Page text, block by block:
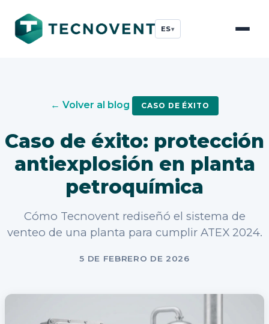
ES▾
← Volver al blog CASO DE ÉXITO
Caso de éxito: protección
antiexplosión en planta
petroquímica
Cómo Tecnovent rediseñó el sistema de
venteo de una planta para cumplir ATEX 2024.
5 DE FEBRERO DE 2026